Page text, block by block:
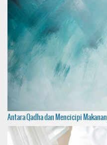
Antara Qadha dan Mencicipi Makanan